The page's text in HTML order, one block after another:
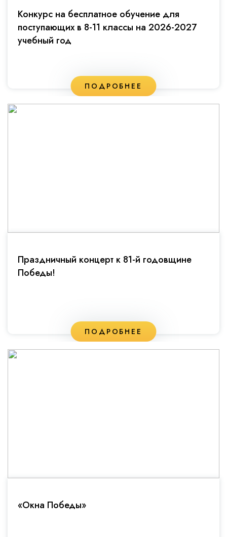
Конкурс на бесплатное обучение для
поступающих в 8-11 классы на 2026-2027
учебный год
ПОДРОБНЕЕ
Праздничный концерт к 81-й годовщине
Победы!
ПОДРОБНЕЕ
«Окна Победы»